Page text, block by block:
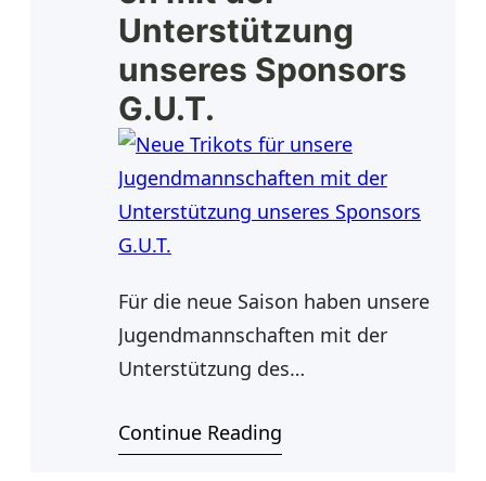
Unterstützung
unseres Sponsors
G.U.T.
Für die neue Saison haben unsere
Jugendmannschaften mit der
Unterstützung des
neue Trikots bekommen. Die
Continue Reading